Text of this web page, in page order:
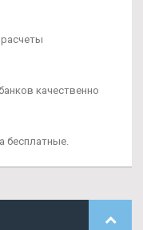
качественно
бесплатные.